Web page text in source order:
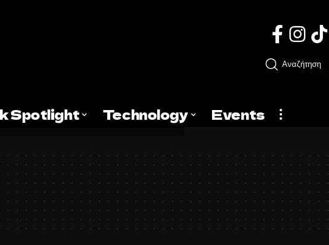
Αναζήτηση
Spotlight Technology Events